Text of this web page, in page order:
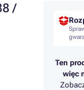
/
Ten
więc